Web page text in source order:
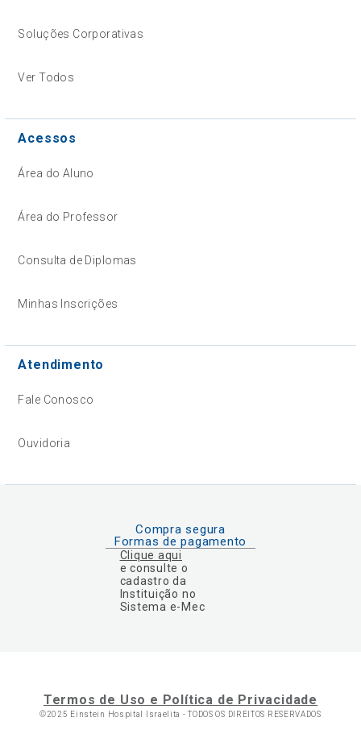
Soluções Corporativas
Ver Todos
Acessos
Área do Aluno
Área do Professor
Consulta de Diplomas
Minhas Inscrições
Atendimento
Fale Conosco
Ouvidoria
Compra segura
Formas de pagamento
Clique aqui
e consulte o
cadastro da
Instituição no
Sistema e-Mec
Termos de Uso e Política de Privacidade
©2025 Einstein Hospital Israelita -TODOS OS DIREITOS RESERVADOS